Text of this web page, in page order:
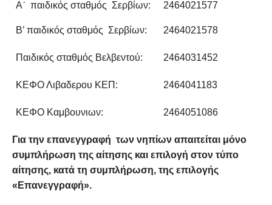
Αˊ παιδικός σταθμός Σερβίων:
Β’ παιδικός σταθμός Σερβίων:
Παιδικός σταθμός Βελβεντού:
ΚΕΦΟ Λιβαδερου ΚΕΠ:
ΚΕΦΟ Καμβουνιων:
2464021577
2464021578
2464031452
2464041183
2464051086
Για την επανεγγραφή των νηπίων απαιτείται μόνο
συμπλήρωση της αίτησης και επιλογή στον τύπο
αίτησης, κατά τη συμπλήρωση, της επιλογής
«Επανεγγραφή».